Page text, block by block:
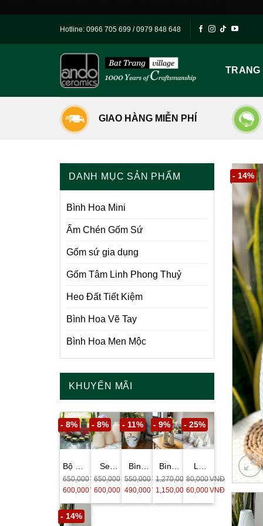
Hotline: 0966 705 699 /0979 848 648
TRANG
GIAO HÀNG MIỄN PHÍ
DANH MỤC SẢN PHẨM
Bình Hoa Mini
Ấm Chén Gốm Sứ
Gốm sứ gia dụng
Gốm Tâm Linh Phong Thuỷ
Heo Đất Tiết Kiệm
Bình Hoa Vẽ Tay
Bình Hoa Men Mộc
KHUYẾN MÃI
- 8%
Bộ Ấm
Trà
Gốm
Men
Đen
650,000VNĐ
600,000VNĐ
- 8%
Set
Ống
Cắm
Trơn
650,000VNĐ
600,000
VNĐ
- 11%
Bình
Cắm
Hoa
Miệng
550,000VNĐ
490,000VNĐ
- 9%
Bình
Búp
Decor
Hoa
1,270,000VNĐ
1,150,000VNĐ
- 25%
Lọ
Hoa
Mini
Hoạ
80,000VNĐ
60,000VNĐ
- 14%
- 14%